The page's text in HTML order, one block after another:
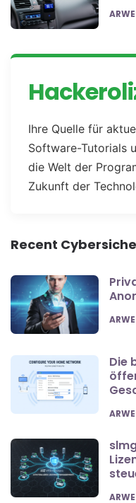
Ihre Quelle für
Software-Tutorials
die Welt der
Zukunft der
Recent
Die